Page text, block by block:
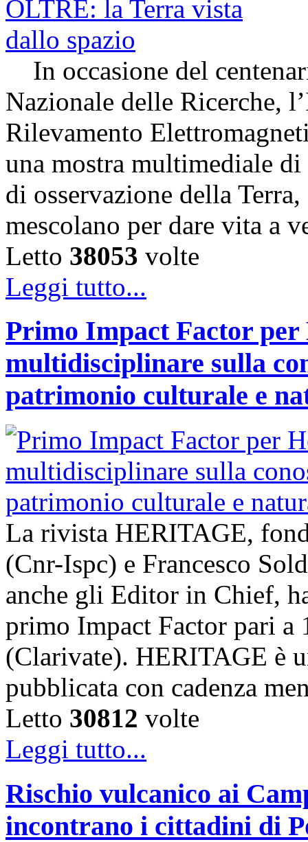
In occasione del
Nazionale delle Ricerche,
Rilevamento
una mostra multimediale
di osservazione della
mescolano per dare vita a
Letto 38053 volte
Leggi tutto...
Primo Impact Factor
multidisciplinare sulla
patrimonio culturale e
La rivista HERITAGE,
(Cnr-Ispc) e Francesco
anche gli Editor in Chief,
primo Impact Factor pari a
(Clarivate). HERITAGE è
pubblicata con cadenza
Letto 30812 volte
Leggi tutto...
Rischio vulcanico ai
incontrano i cittadini di